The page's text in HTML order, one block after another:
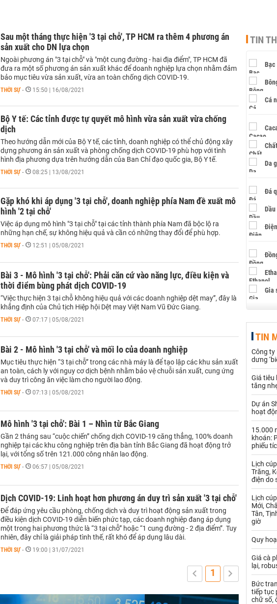
Sau một tháng thực hiện '3 tại chỗ', TP HCM ra thêm 4 phương án
sản xuất cho DN lựa chọn
Ngoài phương án "3 tại chỗ" và "một cung đường - hai địa điểm", TP HCM đã
đưa ra một số phương án sản xuất khác để doanh nghiệp lựa chọn nhằm đảm
bảo mục tiêu vừa sản xuất, vừa an toàn chống dịch COVID-19.
THỜI SỰ - 15:50 | 16/08/2021
Bộ Y tế: Các tỉnh được tự quyết mô hình vừa sản xuất vừa chống
dịch
Theo hướng dẫn mới của Bộ Y tế, các tỉnh, doanh nghiệp có thể chủ động xây
dựng phương án sản xuất và phòng chống dịch COVID-19 phù hợp với tình
hình địa phương dựa trên hướng dẫn của Ban Chỉ đạo quốc gia, Bộ Y tế.
THỜI SỰ - 08:25 | 13/08/2021
Gặp khó khi áp dụng '3 tại chỗ', doanh nghiệp phía Nam đề xuất mô
hình '2 tại chỗ'
Việc áp dụng mô hình "3 tại chỗ" tại các tỉnh thành phía Nam đã bộc lộ ra
những hạn chế, sự không hiệu quả và cần có những thay đổi để phù hợp.
THỜI SỰ - 12:51 | 05/08/2021
Bài 3 - Mô hình '3 tại chỗ': Phải căn cứ vào năng lực, điều kiện và
thời điểm bùng phát dịch COVID-19
“Việc thực hiện 3 tại chỗ không hiệu quả với các doanh nghiệp dệt may”, đây là
khẳng định của Chủ tịch Hiệp hội Dệt may Việt Nam Vũ Đức Giang.
THỜI SỰ - 07:17 | 05/08/2021
Bài 2 - Mô hình '3 tại chỗ' và mối lo của doanh nghiệp
Mục tiêu thực hiện “3 tại chỗ” trong các nhà máy là để tạo lập các khu sản xuất
an toàn, cách ly với nguy cơ dịch bệnh nhằm bảo vệ chuỗi sản xuất, cung ứng
và duy trì công ăn việc làm cho người lao động.
THỜI SỰ - 07:13 | 05/08/2021
Mô hình '3 tại chỗ': Bài 1 – Nhìn từ Bắc Giang
Gần 2 tháng sau “cuộc chiến” chống dịch COVID-19 căng thẳng, 100% doanh
nghiệp tại các khu công nghiệp trên địa bàn tỉnh Bắc Giang đã hoạt động trở
lại, với tổng số trên 121.000 công nhân lao động.
THỜI SỰ - 06:57 | 05/08/2021
Dịch COVID-19: Linh hoạt hơn phương án duy trì sản xuất '3 tại chỗ'
Để đáp ứng yêu cầu phòng, chống dịch và duy trì hoạt động sản xuất trong
điều kiện dịch COVID-19 diễn biến phức tạp, các doanh nghiệp đang áp dụng
một trong hai phương thức là “3 tại chỗ” hoặc “1 cung đường - 2 địa điểm”. Tuy
nhiên, đây chỉ là giải pháp tình thế, rất khó để áp dụng lâu dài.
THỜI SỰ - 19:00 | 31/07/2021
1
TIN
Bạc
Cá
Da
Đá
Dầu
Điện
Gia
Hạt
Khí
Kim
Muối
Sữa
Xi
TIN
Công ty
dưng
Giá tiêu
tăng
Dự án
hoạt
15.000
khoán:
phiếu
Lịch
Trăng,
điện do
Lịch
Mới,
Tân,
giờ
Quy
Giá cà
lại,
Bức
tiếp tục
chữ số,